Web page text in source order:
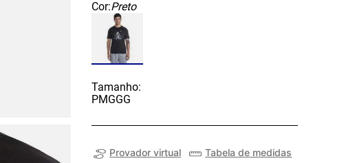
Cor:Preto
Tamanho:
PMGGG
Provador virtual Tabela de medidas